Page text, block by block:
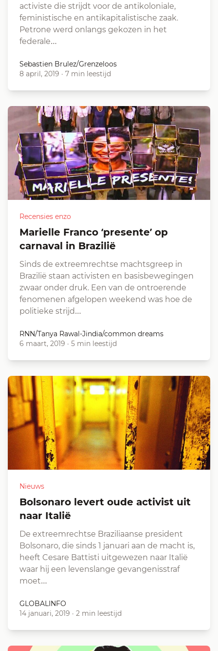
activiste die strijdt voor de antikoloniale,
feministische en antikapitalistische zaak.
Petrone werd onlangs gekozen in het
federale…
Sebastien Brulez/Grenzeloos
8 april, 2019 · 7 min leestijd
Recensies enzo
Marielle Franco ‘presente’ op
carnaval in Brazilië
Sinds de extreemrechtse machtsgreep in
Brazilië staan activisten en basisbewegingen
zwaar onder druk. Een van de ontroerende
fenomenen afgelopen weekend was hoe de
politieke strijd…
RNN/Tanya Rawal-Jindia/common dreams
6 maart, 2019 · 5 min leestijd
Nieuws
Bolsonaro levert oude activist uit
naar Italië
De extreemrechtse Braziliaanse president
Bolsonaro, die sinds 1 januari aan de macht is,
heeft Cesare Battisti uitgewezen naar Italië
waar hij een levenslange gevangenisstraf
moet…
GLOBALINFO
14 januari, 2019 · 2 min leestijd